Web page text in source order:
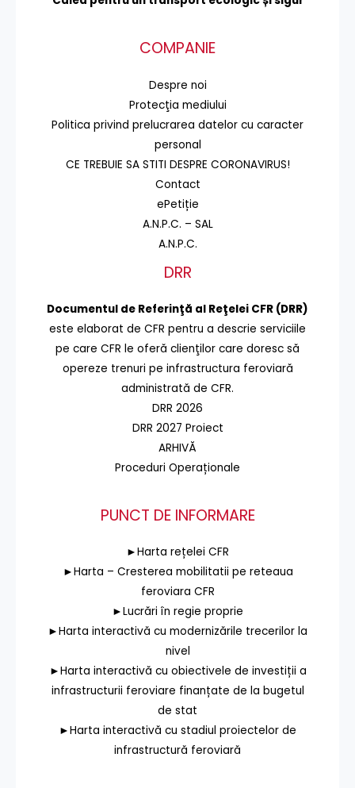
COMPANIE
Despre noi
Protecţia mediului
Politica privind prelucrarea datelor cu caracter
personal
CE TREBUIE SA STITI DESPRE CORONAVIRUS!
Contact
ePetiție
A.N.P.C. – SAL
A.N.P.C.
DRR
Documentul de Referinţă al Reţelei CFR (DRR)
este elaborat de CFR pentru a descrie serviciile
pe care CFR le oferă clienţilor care doresc să
opereze trenuri pe infrastructura feroviară
administrată de CFR.
DRR 2026
DRR 2027 Proiect
ARHIVĂ
Proceduri Operaționale
PUNCT DE INFORMARE
►Harta rețelei CFR
►Harta – Cresterea mobilitatii pe reteaua
feroviara CFR
►Lucrări în regie proprie
►Harta interactivă cu modernizările trecerilor la
nivel
►Harta interactivă cu obiectivele de investiții a
infrastructurii feroviare finanțate de la bugetul
de stat
►Harta interactivă cu stadiul proiectelor de
infrastructură feroviară